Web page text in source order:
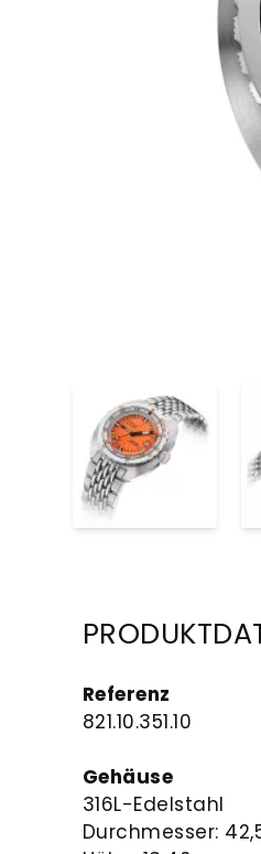
Referenz
821.10.351.10
Gehäuse
316L-Edelstahl
Durchmesser: